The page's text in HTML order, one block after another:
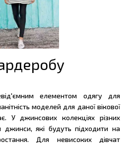
елементом одягу для
моделей для даної вікової
У джинсових колекціях різних
джинси, які будуть підходити на
Для невисоких дівчат